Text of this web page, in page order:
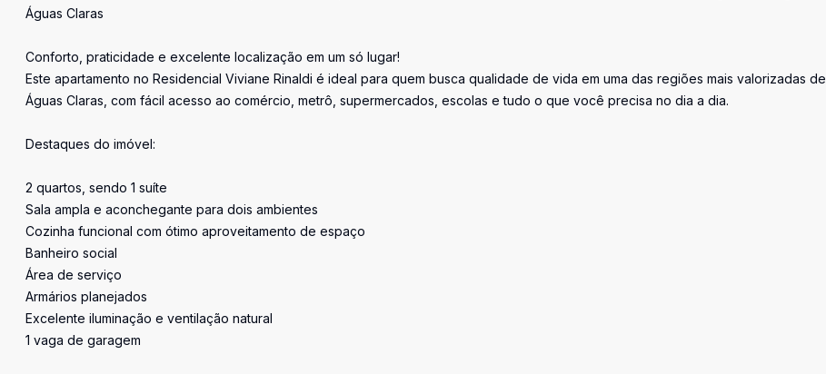
Águas Claras
Conforto, praticidade e excelente localização em um só lugar!
Este apartamento no Residencial Viviane Rinaldi é ideal para quem busca qualidade de vida em uma das regiões mais valorizadas de
Águas Claras, com fácil acesso ao comércio, metrô, supermercados, escolas e tudo o que você precisa no dia a dia.
Destaques do imóvel:
2 quartos, sendo 1 suíte
Sala ampla e aconchegante para dois ambientes
Cozinha funcional com ótimo aproveitamento de espaço
Banheiro social
Área de serviço
Armários planejados
Excelente iluminação e ventilação natural
1 vaga de garagem